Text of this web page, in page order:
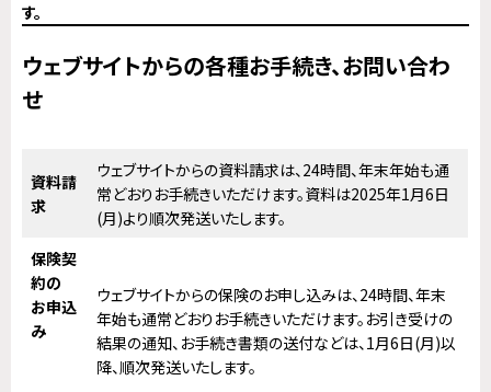
す。
ウェブサイトからの各種お手続き、お問い合わ
せ
資料請
求
ウェブサイトからの資料請求は、24時間、年末年始も通
常どおりお手続きいただけます。資料は2025年1月6日
(月)より順次発送いたします。
保険契
約の
お申込
み
ウェブサイトからの保険のお申し込みは、24時間、年末
年始も通常どおりお手続きいただけます。お引き受けの
結果の通知、お手続き書類の送付などは、1月6日(月)以
降、順次発送いたします。